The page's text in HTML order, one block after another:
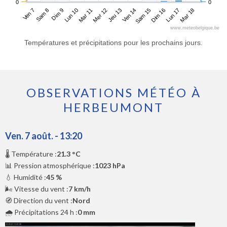
Ven 7Sam 8Dim 9Lun 10Mar 11Mer 12Jeu 13Ven 14Sam 15Dim 16Lun 17Mar 18
0 0
www.meteobelgique.be
Températures et précipitations pour les prochains jours.
OBSERVATIONS MÉTÉO À
HERBEUMONT
Ven. 7 août. - 13:20
🌡️ Température :21.3 °C
📊 Pression atmosphérique :1023 hPa
💧 Humidité :45 %
🌬️ Vitesse du vent :7 km/h
🧭 Direction du vent :Nord
🌧️ Précipitations 24 h :0 mm